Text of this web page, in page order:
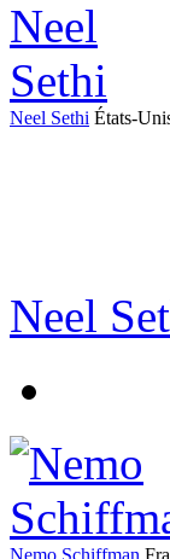
Neel Sethi États-
Neel
Nemo Schiffman